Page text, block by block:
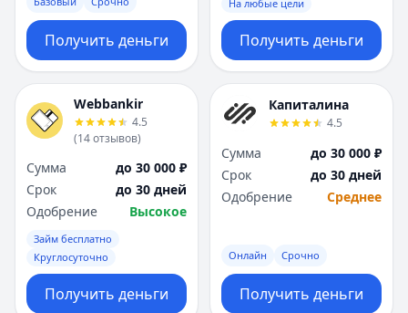
Получить деньги
На любые цели
Получить деньги
Webbankir
4.5
(14отзывов)
Сумма
до 30 000 ₽
Срок
до 30 дней
Одобрение
Высокое
Займ бесплатно
Круглосуточно
Получить деньги
Капиталина
4.5
Сумма
до 30 000 ₽
Срок
до 30 дней
Одобрение
Среднее
Онлайн Срочно
Получить деньги